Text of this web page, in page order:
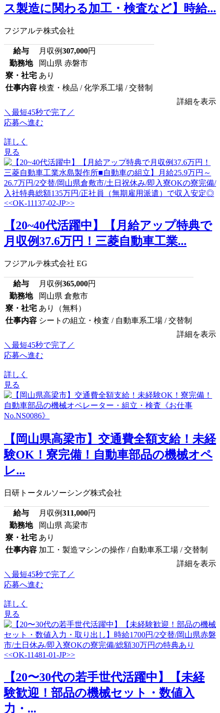
ス製造に関わる加工・検査など】時給...
フジアルテ株式会社
給与 月収例307,000円
勤務地
岡山県 赤磐市
寮・社宅 あり
仕事内容 検査・検品 / 化学系工場 / 交替制
詳細を表示
＼最短45秒で完了／
応募へ進む
詳しく
見る
【20~40代活躍中】【月給アップ特典で
月収例37.6万円！三菱自動車工業...
フジアルテ株式会社 EG
給与 月収例365,000円
勤務地
岡山県 倉敷市
寮・社宅 あり（無料）
仕事内容 シートの組立・検査 / 自動車系工場 / 交替制
詳細を表示
＼最短45秒で完了／
応募へ進む
詳しく
見る
【岡山県高梁市】交通費全額支給！未経
験OK！寮完備！自動車部品の機械オペ
レ...
日研トータルソーシング株式会社
給与 月収例311,000円
勤務地
岡山県 高梁市
寮・社宅 あり
仕事内容 加工・製造マシンの操作 / 自動車系工場 / 交替制
詳細を表示
＼最短45秒で完了／
応募へ進む
詳しく
見る
【20〜30代の若手世代活躍中】【未経
験歓迎！部品の機械セット・数値入
力・...